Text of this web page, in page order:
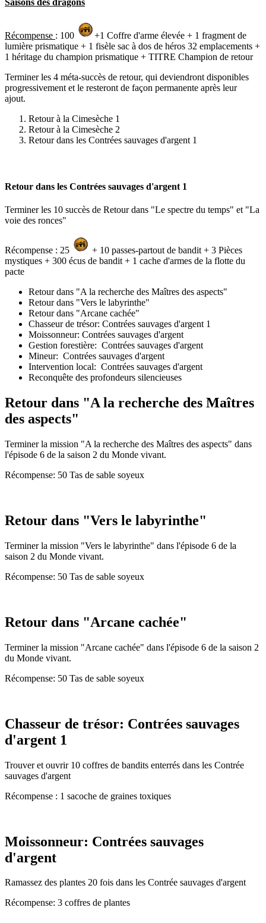
Saisons des dragons
Récompense : 100
+1 Coffre d'arme élevée + 1 fragment de
lumière prismatique + 1 fisèle sac à dos de héros 32 emplacements +
1 héritage du champion prismatique + TITRE Champion de retour
Terminer les 4 méta-succès de retour, qui deviendront disponibles
progressivement et le resteront de façon permanente après leur
ajout.
Retour à la Cimesèche 1
Retour à la Cimesèche 2
Retour dans les Contrées sauvages d'argent 1
Retour dans les Contrées sauvages d'argent 1
Terminer les 10 succès de Retour dans "Le spectre du temps" et "La
voie des ronces"
Récompense : 25
+ 10 passes-partout de bandit + 3 Pièces
mystiques + 300 écus de bandit + 1 cache d'armes de la flotte du
pacte
Retour dans "A la recherche des Maîtres des aspects"
Retour dans "Vers le labyrinthe"
Retour dans "Arcane cachée"
Chasseur de trésor: Contrées sauvages d'argent 1
Moissonneur: Contrées sauvages d'argent
Gestion forestière: Contrées sauvages d'argent
Mineur: Contrées sauvages d'argent
Intervention local: Contrées sauvages d'argent
Reconquête des profondeurs silencieuses
Retour dans "A la recherche des Maîtres
des aspects"
Terminer la mission "A la recherche des Maîtres des aspects" dans
l'épisode 6 de la saison 2 du Monde vivant.
Récompense: 50 Tas de sable soyeux
Retour dans "Vers le labyrinthe"
Terminer la mission "Vers le labyrinthe" dans l'épisode 6 de la
saison 2 du Monde vivant.
Récompense: 50 Tas de sable soyeux
Retour dans "Arcane cachée"
Terminer la mission "Arcane cachée" dans l'épisode 6 de la saison 2
du Monde vivant.
Récompense: 50 Tas de sable soyeux
Chasseur de trésor: Contrées sauvages
d'argent 1
Trouver et ouvrir 10 coffres de bandits enterrés dans les Contrée
sauvages d'argent
Récompense : 1 sacoche de graines toxiques
Moissonneur: Contrées sauvages
d'argent
Ramassez des plantes 20 fois dans les Contrée sauvages d'argent
Récompense: 3 coffres de plantes